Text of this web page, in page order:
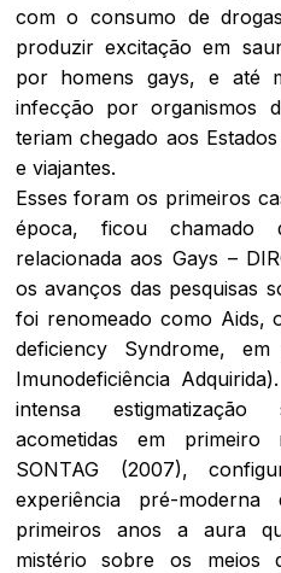
com o consumo de
produzir excitação em
por homensgays, e até
infecção por organismos
teriam chegado aos
e viajantes.
Esses foram os primeiros
época, ficou chamado
relacionada aosGays –
os avanços das pesquisas
foi renomeado como Aids,
deficiency Syndrome,
Imunodeficiência
intensa
acometidas em primeiro
SONTAG (2007),
experiência pré-moderna
primeiros anos a aura
mistério sobre os meios